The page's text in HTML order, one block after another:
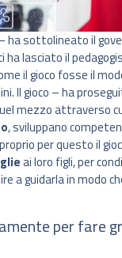
ha sottolineato il
ha lasciato il
il gioco fosse il
Il gioco – ha
mezzo attraverso
, sviluppano
per questo il
ai loro figli, per
a guidarla in modo
per fare